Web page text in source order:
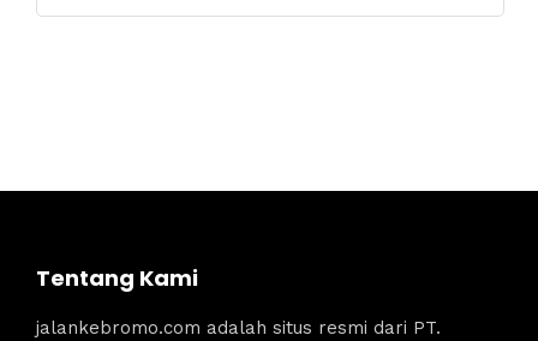
Tentang Kami
jalankebromo.com adalah situs resmi dari PT.